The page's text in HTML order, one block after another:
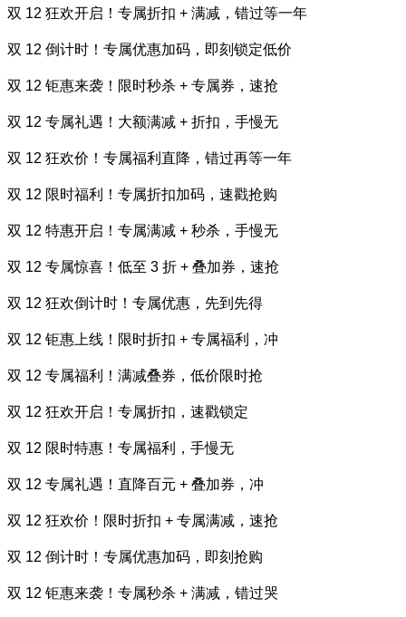
双 12 狂欢开启！专属折扣 + 满减，错过等一年
双 12 倒计时！专属优惠加码，即刻锁定低价
双 12 钜惠来袭！限时秒杀 + 专属券，速抢
双 12 专属礼遇！大额满减 + 折扣，手慢无
双 12 狂欢价！专属福利直降，错过再等一年
双 12 限时福利！专属折扣加码，速戳抢购
双 12 特惠开启！专属满减 + 秒杀，手慢无
双 12 专属惊喜！低至 3 折 + 叠加券，速抢
双 12 狂欢倒计时！专属优惠，先到先得
双 12 钜惠上线！限时折扣 + 专属福利，冲
双 12 专属福利！满减叠券，低价限时抢
双 12 狂欢开启！专属折扣，速戳锁定
双 12 限时特惠！专属福利，手慢无
双 12 专属礼遇！直降百元 + 叠加券，冲
双 12 狂欢价！限时折扣 + 专属满减，速抢
双 12 倒计时！专属优惠加码，即刻抢购
双 12 钜惠来袭！专属秒杀 + 满减，错过哭